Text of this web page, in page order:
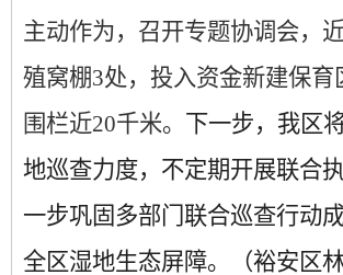
主动作为，召开专题协调会，
殖窝棚3处，投入资金新建保育
围栏近20千米。 下一步，我区
地巡查力度，不定期开展联合
一步巩固多部门联合巡查行动
全区湿地生态屏障。（裕安区